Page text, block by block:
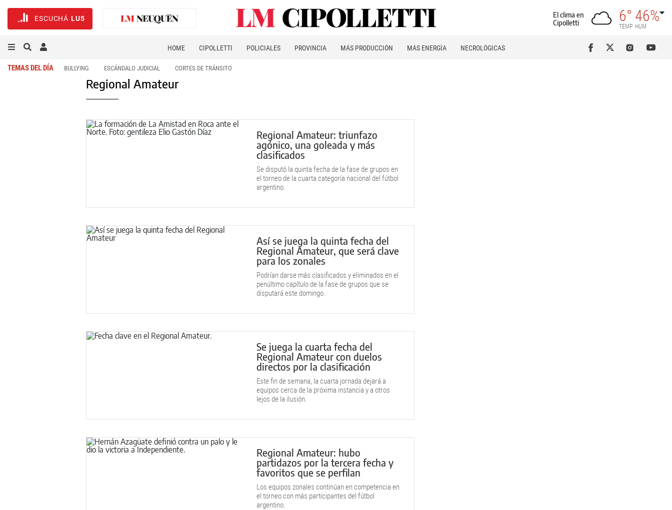
ESCUCHÁ LU5
El clima en
Cipolletti
6°
TEMP
46%
HUM
HOME CIPOLLETTI POLICIALES PROVINCIA MÁS PRODUCCIÓN MÁS ENERGÍA NECROLÓGICAS
TEMAS DEL DÍA BULLYING ESCÁNDALO JUDICIAL CORTES DE TRÁNSITO
Regional Amateur
Regional Amateur: triunfazo
agónico, una goleada y más
clasificados
Se disputó la quinta fecha de la fase de grupos en
el torneo de la cuarta categoría nacional del fútbol
argentino.
Así se juega la quinta fecha del
Regional Amateur, que será clave
para los zonales
Podrían darse más clasificados y eliminados en el
penúltimo capítulo de la fase de grupos que se
disputará este domingo.
Se juega la cuarta fecha del
Regional Amateur con duelos
directos por la clasificación
Este fin de semana, la cuarta jornada dejará a
equipos cerca de la próxima instancia y a otros
lejos de la ilusión.
Regional Amateur: hubo
partidazos por la tercera fecha y
favoritos que se perfilan
Los equipos zonales continúan en competencia en
el torneo con más participantes del fútbol
argentino.